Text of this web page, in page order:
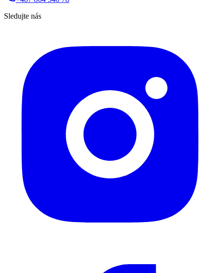
Sledujte nás